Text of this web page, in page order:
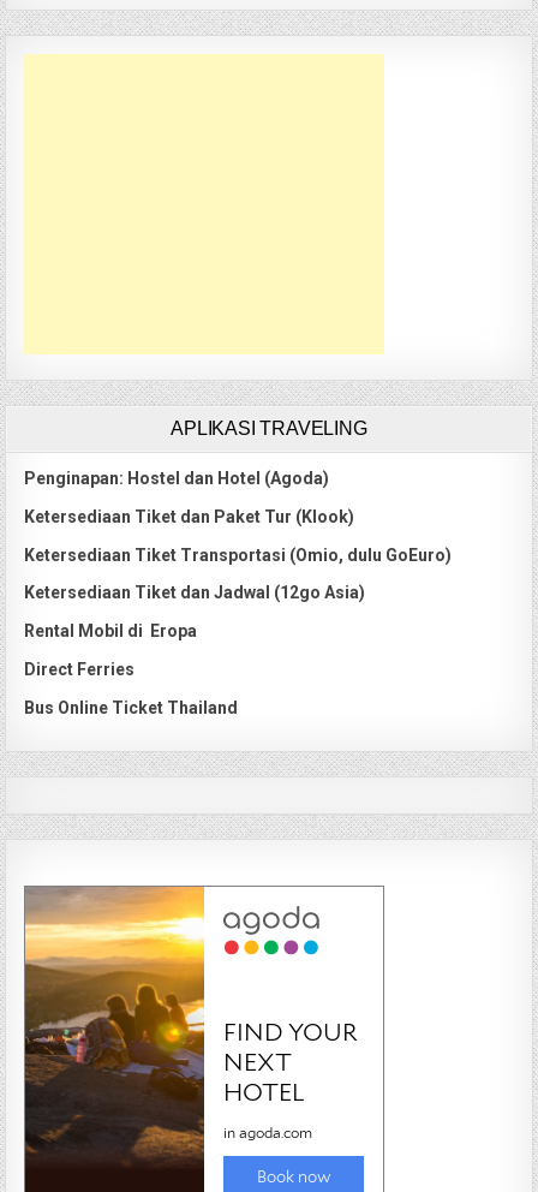
APLIKASI TRAVELING
Penginapan: Hostel dan Hotel (Agoda)
Ketersediaan Tiket dan Paket Tur (Klook)
Ketersediaan Tiket Transportasi (Omio, dulu GoEuro)
Ketersediaan Tiket dan Jadwal (12go Asia)
Rental Mobil di Eropa
Direct Ferries
Bus Online Ticket Thailand